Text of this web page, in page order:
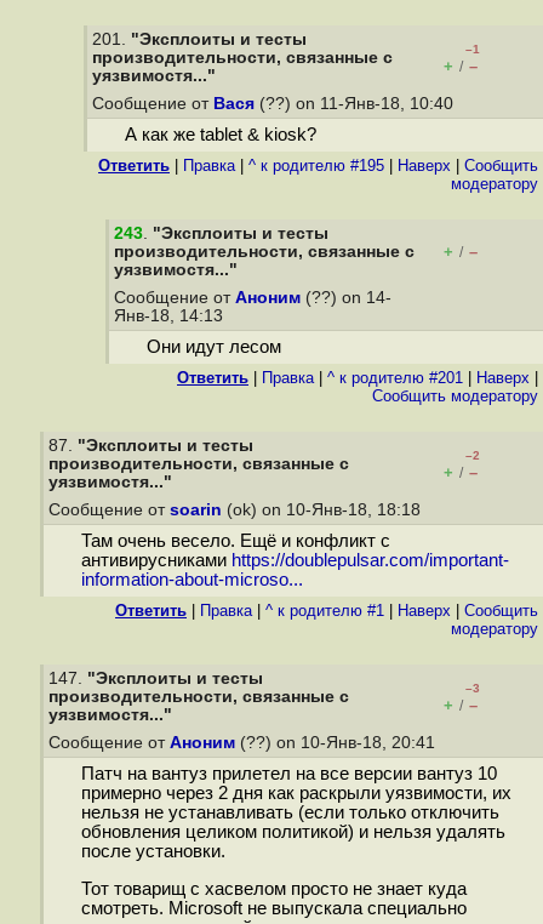
201. "Эксплоиты и тесты
производительности, связанные с
уязвимостя..."
–1
+ / –
Сообщение от Вася (??) on 11-Янв-18, 10:40
А как же tablet & kiosk?
Ответить Правка| ^ к родителю #195 Наверх
Cообщить
модератору
243. "Эксплоиты и тесты
производительности, связанные с
уязвимостя..."
+ / –
Сообщение от Аноним (??) on 14-
Янв-18, 14:13
Они идут лесом
Ответить Правка| ^ к родителю #201 Наверх
Cообщить модератору
87. "Эксплоиты и тесты
производительности, связанные с
уязвимостя..."
–2
+ / –
Сообщение от soarin (ok) on 10-Янв-18, 18:18
Там очень весело. Ещё и конфликт с
антивирусниками https://doublepulsar.com/important-
information-about-microso...
Ответить Правка| ^ к родителю #1 Наверх
Cообщить
модератору
147. "Эксплоиты и тесты
производительности, связанные с
уязвимостя..."
–3
+ / –
Сообщение от Аноним (??) on 10-Янв-18, 20:41
Патч на вантуз прилетел на все версии вантуз 10
примерно через 2 дня как раскрыли уязвимости, их
нельзя не устанавливать (если только отключить
обновления целиком политикой) и нельзя удалять
после установки.
Тот товарищ с хасвелом просто не знает куда
смотреть. Microsoft не выпускала специально